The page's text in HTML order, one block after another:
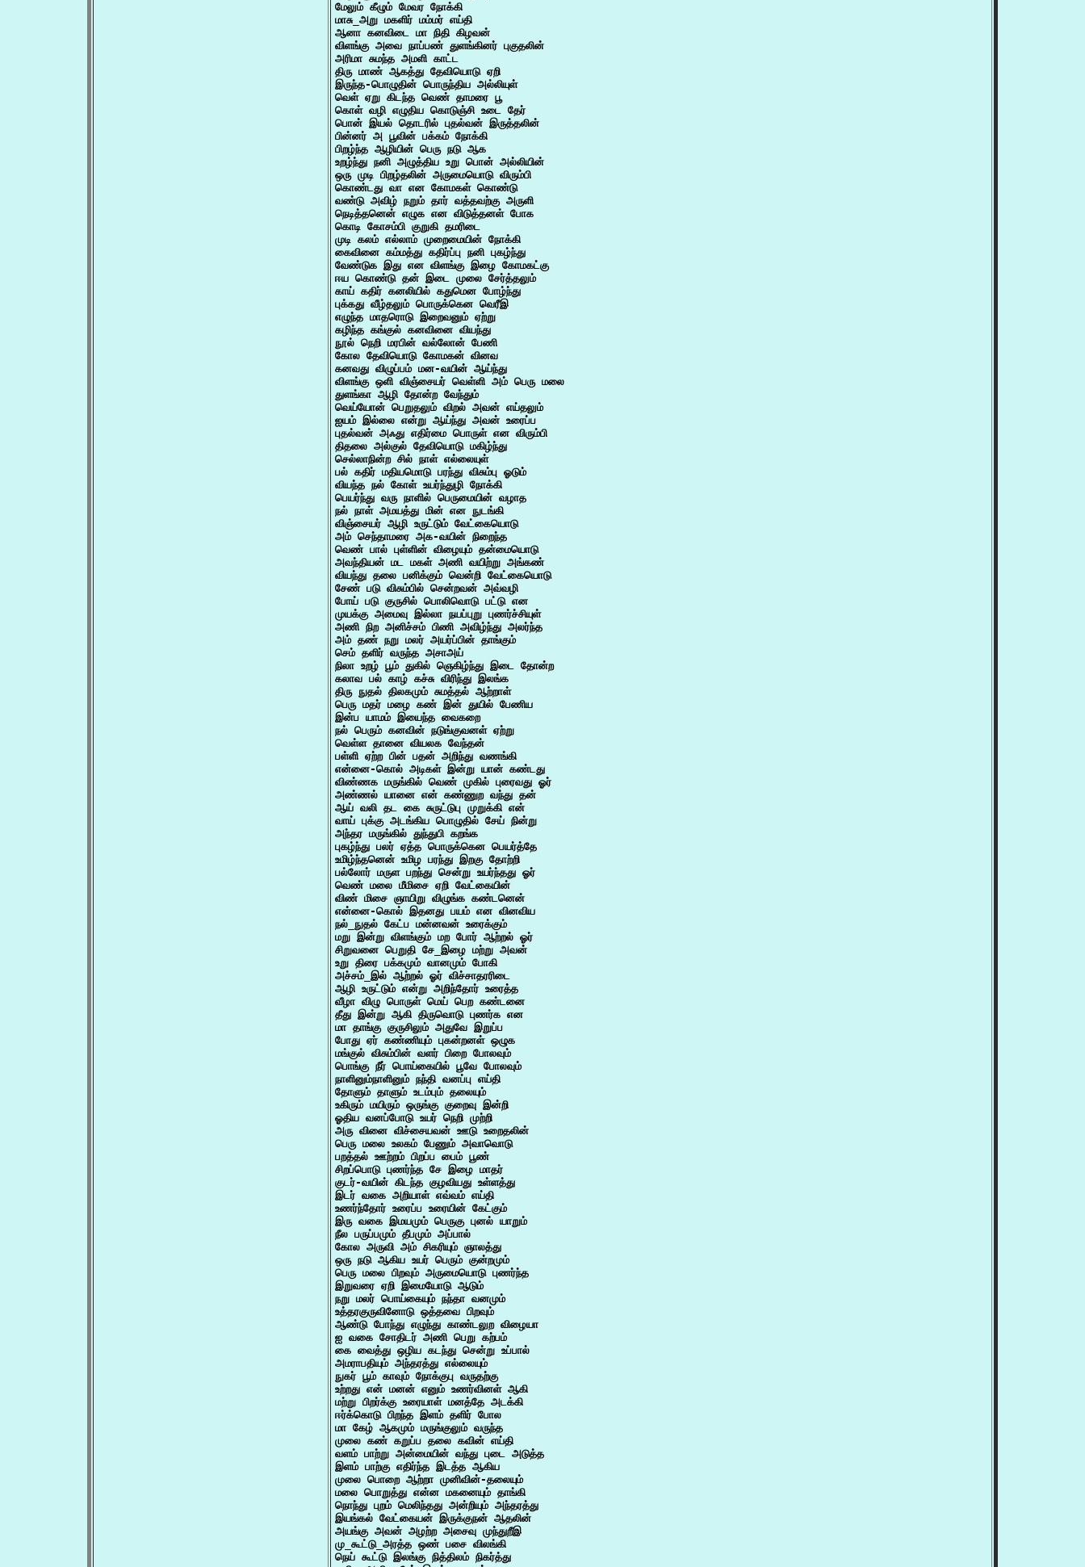
மேலும் கீழும் மேவர நோக்கி
மாசு_அறு மகளிர் மம்மர் எய்தி
ஆனா கனவிடை மா நிதி கிழவன்
விளங்கு அவை நாப்பண் துளங்கினர் புகுதலின்
அரிமா சுமந்த அமளி காட்ட
திரு மாண் ஆகத்து தேவியொடு ஏறி
இருந்த-பொழுதின் பொருந்திய அல்லியுள்
வெள் ஏறு கிடந்த வெண் தாமரை பூ
கொள் வழி எழுதிய கொடுஞ்சி உடை தேர்
பொன் இயல் தொடரில் புதல்வன் இருத்தலின்
பின்னர் அ பூவின் பக்கம் நோக்கி
பிறழ்ந்த ஆழியின் பெரு நடு ஆக
உறழ்ந்து நனி அழுத்திய உறு பொன் அல்லியின்
ஒரு முடி பிறழ்தலின் அருமையொடு விரும்பி
கொண்டது வா என கோமகள் கொண்டு
வண்டு அவிழ் நறும் தார் வத்தவற்கு அருளி
நெடித்தனென் எழுக என விடுத்தனள் போக
கொடி கோசம்பி குறுகி தமரிடை
முடி கலம் எல்லாம் முறைமையின் நோக்கி
கைவினை கம்மத்து கதிர்ப்பு நனி புகழ்ந்து
வேண்டுக இது என விளங்கு இழை கோமகட்கு
ஈய கொண்டு தன் இடை முலை சேர்த்தலும்
காய் கதிர் கனலியில் கதுமென போழ்ந்து
புக்கது வீழ்தலும் பொருக்கென வெரீஇ
எழுந்த மாதரொடு இறைவனும் ஏற்று
கழிந்த கங்குல் கனவினை வியந்து
நூல் நெறி மரபின் வல்லோன் பேணி
கோல தேவியொடு கோமகன் வினவ
கனவது விழுப்பம் மன-வயின் ஆய்ந்து
விளங்கு ஒளி விஞ்சையர் வெள்ளி அம் பெரு மலை
துளங்கா ஆழி தோன்ற வேந்தும்
வெய்யோன் பெறுதலும் விறல் அவன் எய்தலும்
ஐயம் இல்லை என்று ஆய்ந்து அவன் உரைப்ப
புதல்வன் அஃது எதிர்மை பொருள் என விரும்பி
திதலை அல்குல் தேவியொடு மகிழ்ந்து
செல்லாநின்ற சில் நாள் எல்லையுள்
பல் கதிர் மதியமொடு பரந்து விசும்பு ஓடும்
வியந்த நல் கோள் உயர்ந்துழி நோக்கி
பெயர்ந்து வரு நாளில் பெருமையின் வழாத
நல் நாள் அமயத்து மின் என நுடங்கி
விஞ்சையர் ஆழி உருட்டும் வேட்கையொடு
அம் செந்தாமரை அக-வயின் நிறைந்த
வெண் பால் புள்ளின் விழையும் தன்மையொடு
அவந்தியன் மட மகள் அணி வயிற்று அங்கண்
வியந்து தலை பனிக்கும் வென்றி வேட்கையொடு
சேண் படு விசும்பில் சென்றவன் அவ்வழி
போய் படு குருசில் பொலிவொடு பட்டு என
முயக்கு அமைவு இல்லா நயப்புறு புணர்ச்சியுள்
அணி நிற அனிச்சம் பிணி அவிழ்ந்து அலர்ந்த
அம் தண் நறு மலர் அயர்ப்பின் தாங்கும்
செம் தளிர் வருந்த அசாஅய்
நிலா உறழ் பூம் துகில் ஞெகிழ்ந்து இடை தோன்ற
கலாவ பல் காழ் கச்சு விரிந்து இலங்க
திரு நுதல் திலகமும் சுமத்தல் ஆற்றாள்
பெரு மதர் மழை கண் இன் துயில் பேணிய
இன்ப யாமம் இயைந்த வைகறை
நல் பெரும் கனவின் நடுங்குவனள் ஏற்று
வெள்ள தானை வியலக வேந்தன்
பள்ளி ஏற்ற பின் பதன் அறிந்து வணங்கி
என்னை-கொல் அடிகள் இன்று யான் கண்டது
விண்ணக மருங்கில் வெண் முகில் புரைவது ஓர்
அண்ணல் யானை என் கண்ணுற வந்து தன்
ஆய் வலி தட கை சுருட்டுபு முறுக்கி என்
வாய் புக்கு அடங்கிய பொழுதில் சேய் நின்று
அந்தர மருங்கில் துந்துபி கறங்க
புகழ்ந்து பலர் ஏத்த பொருக்கென பெயர்த்தே
உமிழ்ந்தனென் உமிழ பரந்து இறகு தோற்றி
பல்லோர் மருள பறந்து சென்று உயர்ந்தது ஓர்
வெண் மலை மீமிசை ஏறி வேட்கையின்
விண் மிசை ஞாயிறு விழுங்க கண்டனென்
என்னை-கொல் இதனது பயம் என வினவிய
நல்_நுதல் கேட்ப மன்னவன் உரைக்கும்
மறு இன்று விளங்கும் மற போர் ஆற்றல் ஓர்
சிறுவனை பெறுதி சே_இழை மற்று அவன்
உறு திரை பக்கமும் வானமும் போகி
அச்சம்_இல் ஆற்றல் ஓர் விச்சாதரரிடை
ஆழி உருட்டும் என்று அறிந்தோர் உரைத்த
வீழா விழு பொருள் மெய் பெற கண்டனை
தீது இன்று ஆகி திருவொடு புணர்க என
மா தாங்கு குருசிலும் அதுவே இறுப்ப
போது ஏர் கண்ணியும் புகன்றனள் ஒழுக
மங்குல் விசும்பின் வளர் பிறை போலவும்
பொங்கு நீர் பொய்கையில் பூவே போலவும்
நாளினும்நாளினும் நந்தி வனப்பு எய்தி
தோளும் தாளும் உடம்பும் தலையும்
உகிரும் மயிரும் ஒருங்கு குறைவு இன்றி
ஓதிய வனப்போடு உயர் நெறி முற்றி
அரு வினை விச்சையவன் ஊடு உறைதலின்
பெரு மலை உலகம் பேணும் அவாவொடு
பறத்தல் ஊற்றம் பிறப்ப பைம் பூண்
சிறப்பொடு புணர்ந்த சே இழை மாதர்
குடர்-வயின் கிடந்த குழவியது உள்ளத்து
இடர் வகை அறியாள் எவ்வம் எய்தி
உணர்ந்தோர் உரைப்ப உரையின் கேட்கும்
இரு வகை இமயமும் பெருகு புனல் யாறும்
நீல பருப்பமும் தீபமும் அப்பால்
கோல அருவி அம் சிகரியும் ஞாலத்து
ஒரு நடு ஆகிய உயர் பெரும் குன்றமும்
பெரு மலை பிறவும் அருமையொடு புணர்ந்த
இறுவரை ஏறி இமையோடு ஆடும்
நறு மலர் பொய்கையும் நந்தா வனமும்
உத்தரகுருவினோடு ஒத்தவை பிறவும்
ஆண்டு போந்து எழுந்து காண்டலுற விழையா
ஐ வகை சோதிடர் அணி பெறு கற்பம்
கை வைத்து ஒழிய கடந்து சென்று உப்பால்
அமராபதியும் அந்தரத்து எல்லையும்
நுகர் பூம் காவும் நோக்குபு வருதற்கு
உற்றது என் மனன் எனும் உணர்வினள் ஆகி
மற்று பிறர்க்கு உரையாள் மனத்தே அடக்கி
ஈர்க்கொடு பிறந்த இளம் தளிர் போல
மா கேழ் ஆகமும் மருங்குலும் வருந்த
முலை கண் கறுப்ப தலை கவின் எய்தி
வளம் பாற்று அன்மையின் வந்து புடை அடுத்த
இளம் பாற்கு எதிர்ந்த இடத்த ஆகிய
முலை பொறை ஆற்றா முனிவின்-தலையும்
மலை பொறுத்து என்ன மகனையும் தாங்கி
நொந்து புறம் மெலிந்தது அன்றியும் அந்தரத்து
இயங்கல் வேட்கையன் இருக்குநன் ஆதலின்
அயங்கு அவன் அழற்ற அசைவு முந்துறீஇ
மு_கூட்டு_அரத்த ஒண் பசை விலங்கி
நெய் கூட்டு இலங்கு நித்திலம் நிகர்த்து